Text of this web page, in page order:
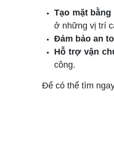
Tạo mặt bằng
ở những vị trí
Đảm bảo an
Hỗ trợ vận
công.
Để có thể tìm